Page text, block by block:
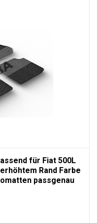
für Fiat 500L
Rand Farbe
passgenau